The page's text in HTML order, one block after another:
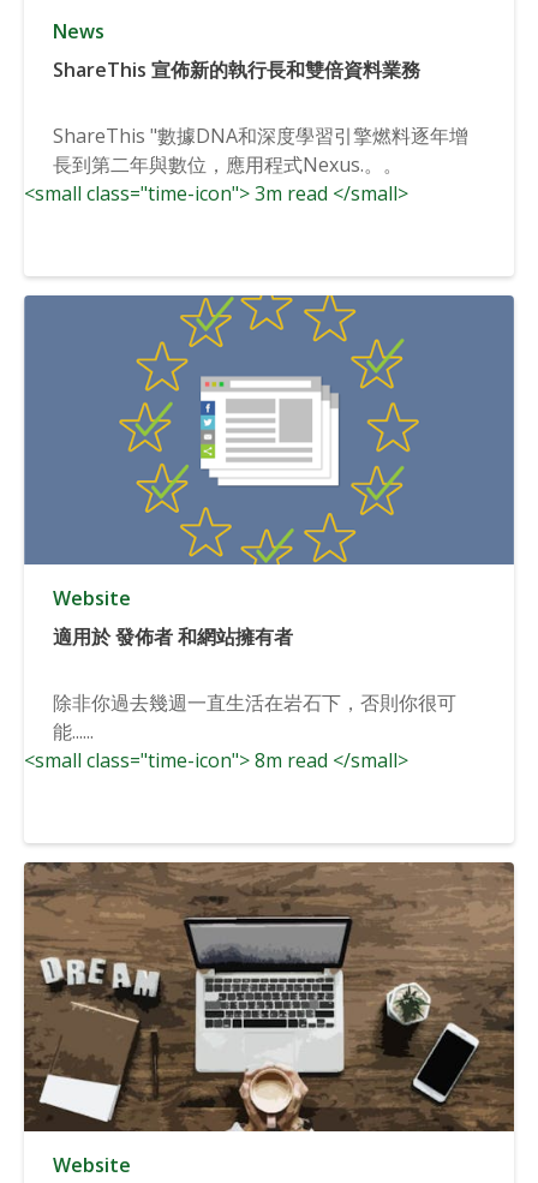
News
ShareThis 宣佈新的執行長和雙倍資料業務
ShareThis "數據DNA和深度學習引擎燃料逐年增
長到第二年與數位，應用程式Nexus.。。
<small class="time-icon"> 3m read </small>
Website
適用於 發佈者 和網站擁有者
除非你過去幾週一直生活在岩石下，否則你很可
能......
<small class="time-icon"> 8m read </small>
Website